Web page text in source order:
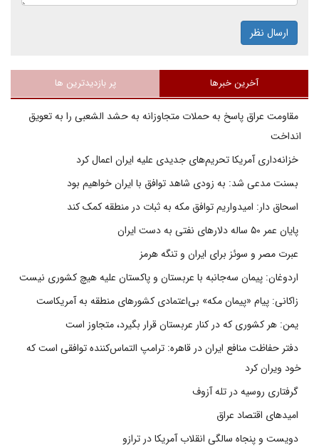
ارسال نظر
آخرین خبرها پر بازدیدترین ها
مقاومت عراق پاسخ به حملات متجاوزانه به حشد الشعبی را به تعویق
انداخت
خزانه‌داری آمریکا تحریم‌های جدیدی علیه ایران اعمال کرد
بسنت مدعی شد: به زودی شاهد توافق با ایران خواهیم بود
اسحاق دار: امیدواریم توافق مکه به ثبات در منطقه کمک کند
پایان عمر ۵۰ ساله دلارهای نفتی به دست ایران
عبرت مصر و سوئز برای ایران و تنگه هرمز
اردوغان: پیمان سه‌جانبه با عربستان و پاکستان علیه هیچ کشوری نیست
زاکانی: پیام «پیمان مکه» بی‌اعتمادی کشورهای منطقه به آمریکاست
یمن: هر کشوری که در کنار عربستان قرار بگیرد، متجاوز است
دفتر حفاظت منافع ایران در قاهره: ترامپ التماس‌کننده توافقی است که
خود ویران کرد
گرفتاری روسیه در تله آزوف
امیدهای اقتصاد عراق
دویست و پنجاه سالگی انقلاب آمریکا در ترازو